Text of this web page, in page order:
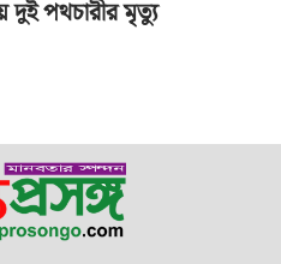
পথচারীর মৃত্যু